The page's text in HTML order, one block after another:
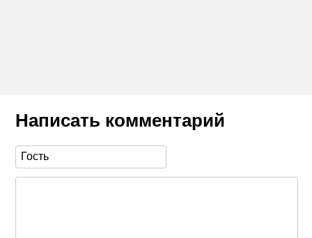
Написать комментарий